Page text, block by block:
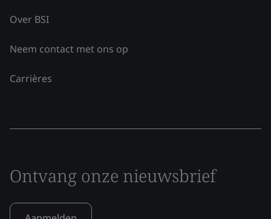
Over BSI
Neem contact met ons op
Carrières
Ontvang onze nieuwsbrief